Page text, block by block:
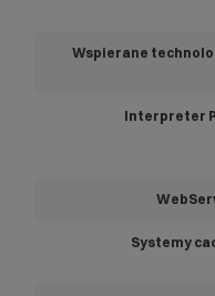
Wspierane
Interpreter
Systemy